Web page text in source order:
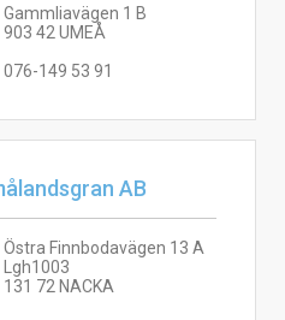
Gammliavägen 1 B
903 42 UMEÅ
076-149 53 91
AB
Östra Finnbodavägen 13 A
Lgh1003
131 72 NACKA